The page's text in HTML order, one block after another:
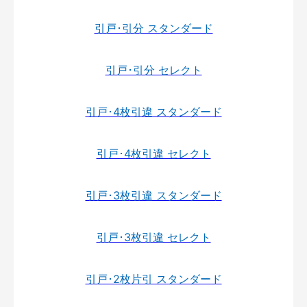
引戸･引分 スタンダード
引戸･引分 セレクト
引戸･4枚引違 スタンダード
引戸･4枚引違 セレクト
引戸･3枚引違 スタンダード
引戸･3枚引違 セレクト
引戸･2枚片引 スタンダード